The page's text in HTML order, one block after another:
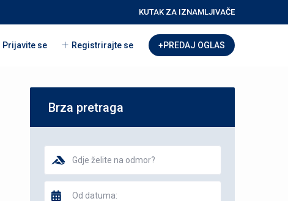
KUTAK ZA IZNAMLJIVAČE
Prijavite se Registrirajte se +PREDAJ OGLAS
Brza pretraga